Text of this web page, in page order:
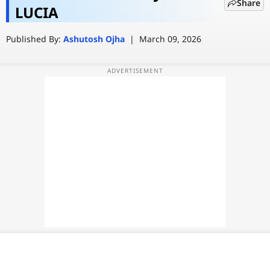
वेब स्टोरी
LUCIA
Share
समय लगेगा? नई रिपोर्ट ने कर दिया बड़ा
खुलासा
Published By: Ashutosh Ojha | March 09, 2026